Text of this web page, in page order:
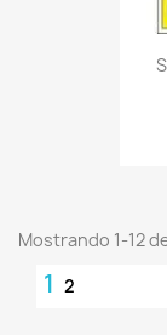
Mostrando 1-12
1 2